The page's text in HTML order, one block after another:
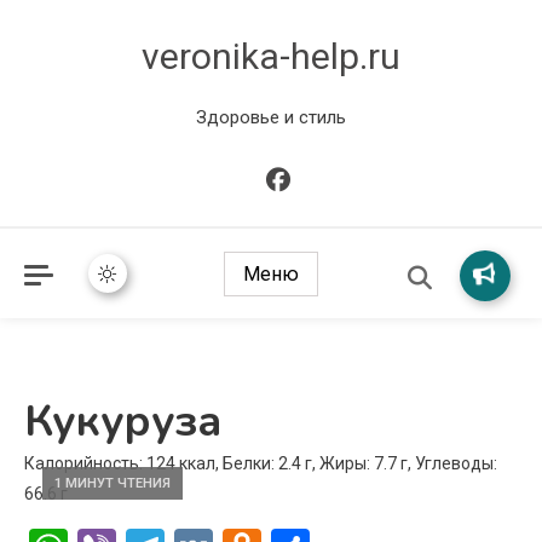
veronika-help.ru
Здоровье и стиль
Меню
Кукуруза
1 МИНУТ ЧТЕНИЯ
Калорийность: 124 ккал, Белки: 2.4 г, Жиры: 7.7 г, Углеводы:
66.6 г